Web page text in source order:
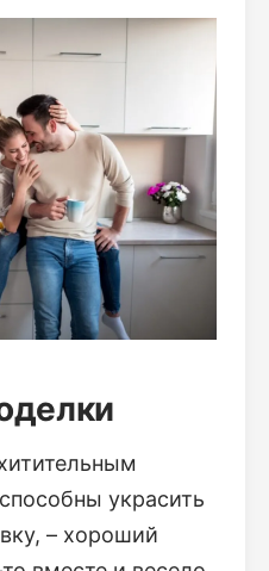
украсить
– хороший